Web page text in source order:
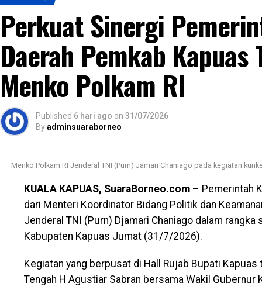
Berdasarkan hasil penyelidikan aksi nekat itu dipicu
kekasihnya Rah (26). Perselisihan keduanya telah
disertai ancaman akan membakar kamar barak.
“Malam kejadian tersangka sempat datang ke
Namun usai kembali dari menonton pertandingan
karena kembali terlibat cekcok dengan korban,”
Nah saat pintu kamar dikunci dari dalam tersangka
Tak lama kemudian tersangka diduga
lantai kamar dan barang-barang milik korban
kobaran api.
Akibat kebakaran tersebut empat orang mengalami
dan Am(25). Selain korban luka sejumlah barang
pakaian tas dan satu unit iPhone 12 Pro Max.
“Motif pembakaran dipicu rasa kesal tersangka
Perkuat Sinergi
Daerah Pemkab Kapuas
Menko Polkam RI
Published 6 hari ago on 31/07/2026
Byadminsuaraborneo
Menko Polkam RI Jenderal TNI (Purn) Jamari Chaniago pada kegiatan
KUALA KAPUAS, SuaraBorneo.com – Pemerintah
dari Menteri Koordinator Bidang Politik dan
Jenderal TNI (Purn) Djamari Chaniago dalam
Kabupaten Kapuas Jumat (31/7/2026).
Kegiatan yang berpusat di Hall Rujab Bupati
Tengah H Agustiar Sabran bersama Wakil Gubernur